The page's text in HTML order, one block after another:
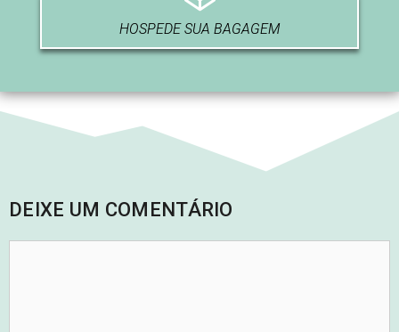
HOSPEDE SUA BAGAGEM
DEIXE UM COMENTÁRIO